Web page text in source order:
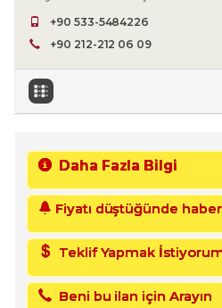
+90 533-5484226
+90 212-212 06 09
Daha Fazla Bilgi
Fiyatı düştüğünde
Teklif Yapmak
Beni bu ilan için Arayın